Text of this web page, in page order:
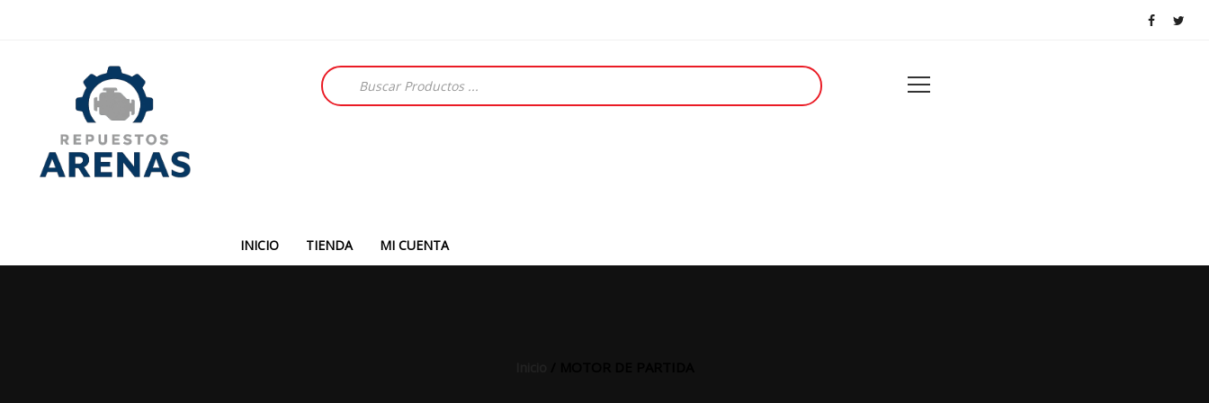
Búsqueda
de
productos
INICIO TIENDA MI CUENTA